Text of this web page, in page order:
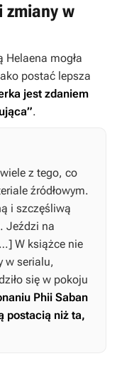
zmiany w
Helaena mogła
postać lepsza
jest zdaniem
.
z tego, co
źródłowym.
i szczęśliwą
Jeździ na
W książce nie
w serialu,
się w pokoju
Phii Saban
postacią niż ta,